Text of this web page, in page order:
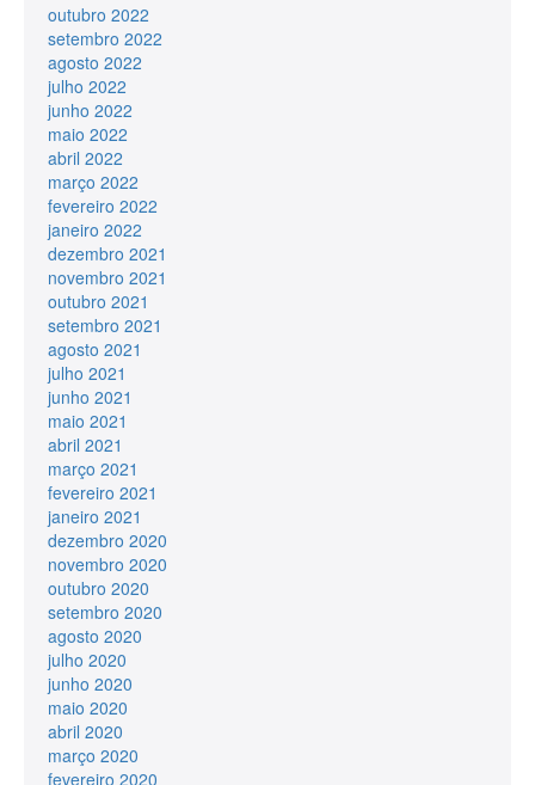
outubro 2022
setembro 2022
agosto 2022
julho 2022
junho 2022
maio 2022
abril 2022
março 2022
fevereiro 2022
janeiro 2022
dezembro 2021
novembro 2021
outubro 2021
setembro 2021
agosto 2021
julho 2021
junho 2021
maio 2021
abril 2021
março 2021
fevereiro 2021
janeiro 2021
dezembro 2020
novembro 2020
outubro 2020
setembro 2020
agosto 2020
julho 2020
junho 2020
maio 2020
abril 2020
março 2020
fevereiro 2020